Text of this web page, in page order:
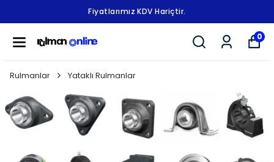
Fiyatlarımız KDV Hariçtir.
0
Rulmanlar Yataklı Rulmanlar